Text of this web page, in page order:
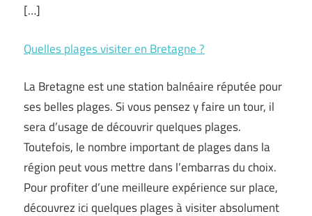
[…]
Quelles plages visiter en Bretagne ?
La Bretagne est une station balnéaire réputée pour
ses belles plages. Si vous pensez y faire un tour, il
sera d’usage de découvrir quelques plages.
Toutefois, le nombre important de plages dans la
région peut vous mettre dans l’embarras du choix.
Pour profiter d’une meilleure expérience sur place,
découvrez ici quelques plages à visiter absolument